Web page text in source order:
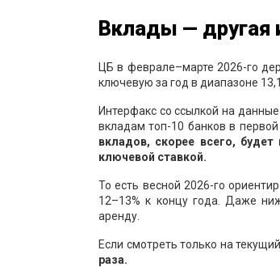
Вклады — другая
ЦБ в феврале–марте 2026-го
ключевую за год в диапазоне
Интерфакс со ссылкой на
вкладам топ-10 банков в
вкладов, скорее всего,
ключевой ставкой.
То есть весной 2026-го
12–13% к концу года. Даже
аренду.
Если смотреть только на
раза.